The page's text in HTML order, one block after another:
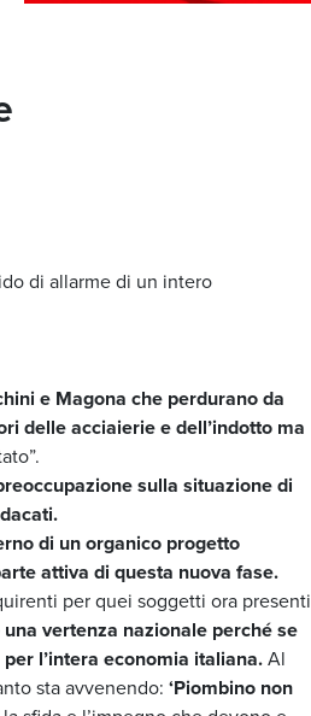
di allarme di un intero
e Magona che perdurano da
delle acciaierie e dell’indotto ma
sulla situazione di
di un organico progetto
attiva di questa nuova fase.
per quei soggetti ora presenti
vertenza nazionale perché se
l’intera economia italiana.Al
sta avvenendo: ‘Piombino non